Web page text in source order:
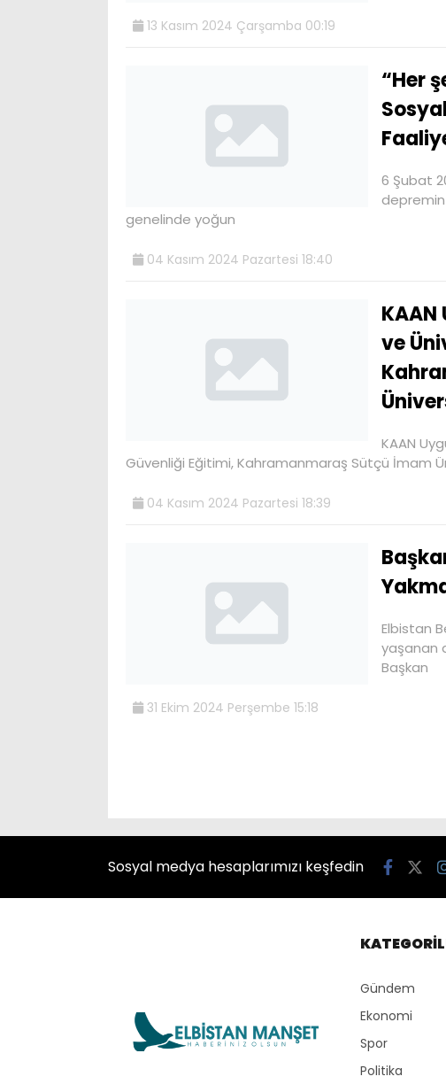
13 Kasım 2024 Çarşamba 00:19
“Her
6 Şubat
genelinde yoğun
04 Kasım 2024 Pazartesi 18:40
KAAN
ve
KAAN
Güvenliği Eğitimi, Kahramanmaraş Sütçü İmam
04 Kasım 2024 Pazartesi 18:39
Elbistan
yaşanan
Başkan
31 Ekim 2024 Perşembe 15:18
Sosyal medya hesaplarımızı keşfedin
Gündem
Ekonomi
Spor
Politika